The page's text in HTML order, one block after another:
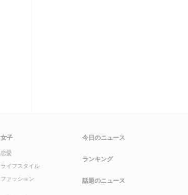
女子
恋愛
ライフスタイル
ファッション
今日のニュース
ランキング
話題のニュース